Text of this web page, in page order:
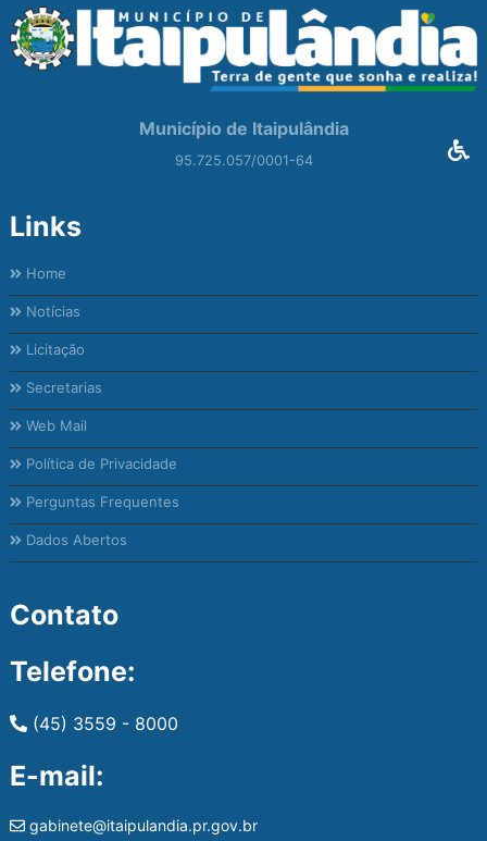
Município de Itaipulândia
95.725.057/0001-64
Links
Home
Notícias
Licitação
Secretarias
Web Mail
Política de Privacidade
Perguntas Frequentes
Dados Abertos
Contato
Telefone:
(45) 3559 - 8000
E-mail:
gabinete@itaipulandia.pr.gov.br